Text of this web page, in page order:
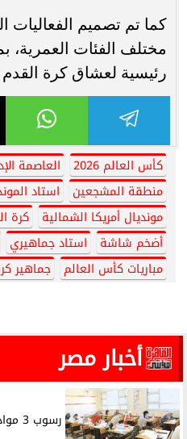
كما تم تصميم الفعاليات
رئيسية لعشاق كرة القدم
كأس العالم 2026 العاصمة
منطقة المشجعين
استاد
مونديال أمريكا الشمالية
كرة
أضخم شاشة
استاد جماهيري
مباريات كأس العالم
جماهير
أخبار مصر
رسوب 3 مواد في الثانوية العامة 2026.. هل...